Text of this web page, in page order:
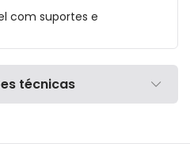
com suportes e
técnicas